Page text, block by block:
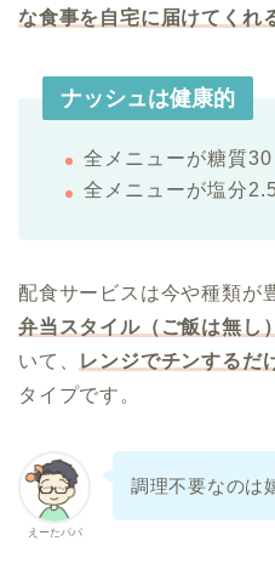
な食事を自宅に届けてくれ
ナッシュは健康的
全メニューが糖質
全メニューが塩分
配食サービスは今や種類が
弁当スタイル（ご飯は無し）
いて、 レンジでチンするだ
タイプです。
えーたパパ
調理不要なのは